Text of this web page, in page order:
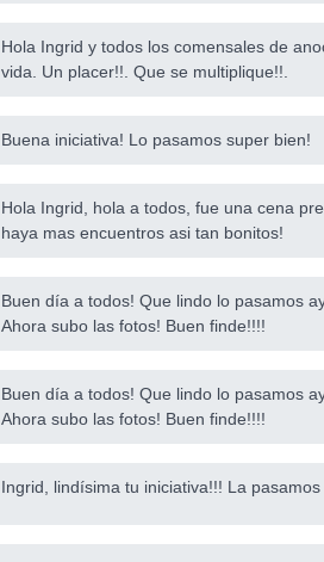
Hola Ingrid y todos los comensales de
vida. Un placer!!. Que se multiplique!!.
Buena iniciativa! Lo pasamos super bien!
Hola Ingrid, hola a todos, fue una cena
haya mas encuentros asi tan bonitos!
Buen día a todos! Que lindo lo pasamos
Ahora subo las fotos! Buen finde!!!!
Buen día a todos! Que lindo lo pasamos
Ahora subo las fotos! Buen finde!!!!
Ingrid, lindísima tu iniciativa!!! La